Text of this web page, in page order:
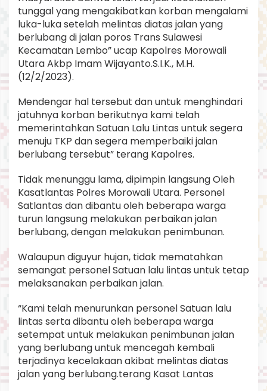
tunggal yang mengakibatkan korban mengalami
luka-luka setelah melintas diatas jalan yang
berlubang di jalan poros Trans Sulawesi
Kecamatan Lembo” ucap Kapolres Morowali
Utara Akbp Imam Wijayanto.S.I.K., M.H.
(12/2/2023).
Mendengar hal tersebut dan untuk menghindari
jatuhnya korban berikutnya kami telah
memerintahkan Satuan Lalu Lintas untuk segera
menuju TKP dan segera memperbaiki jalan
berlubang tersebut” terang Kapolres.
Tidak menunggu lama, dipimpin langsung Oleh
Kasatlantas Polres Morowali Utara. Personel
Satlantas dan dibantu oleh beberapa warga
turun langsung melakukan perbaikan jalan
berlubang, dengan melakukan penimbunan.
Walaupun diguyur hujan, tidak mematahkan
semangat personel Satuan lalu lintas untuk tetap
melaksanakan perbaikan jalan.
“Kami telah menurunkan personel Satuan lalu
lintas serta dibantu oleh beberapa warga
setempat untuk melakukan penimbunan jalan
yang berlubang untuk mencegah kembali
terjadinya kecelakaan akibat melintas diatas
jalan yang berlubang.terang Kasat Lantas